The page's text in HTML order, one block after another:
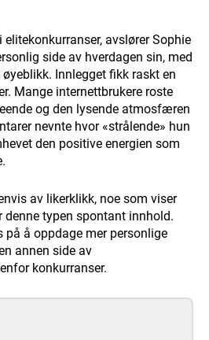
avslører Sophie
side av hverdagen sin, med
Innlegget fikk raskt en
Mange internettbrukere roste
og den lysende atmosfæren
nevnte hvor «strålende» hun
den positive energien som
av likerklikk, noe som viser
typen spontant innhold.
på å oppdage mer personlige
annen side av
konkurranser.